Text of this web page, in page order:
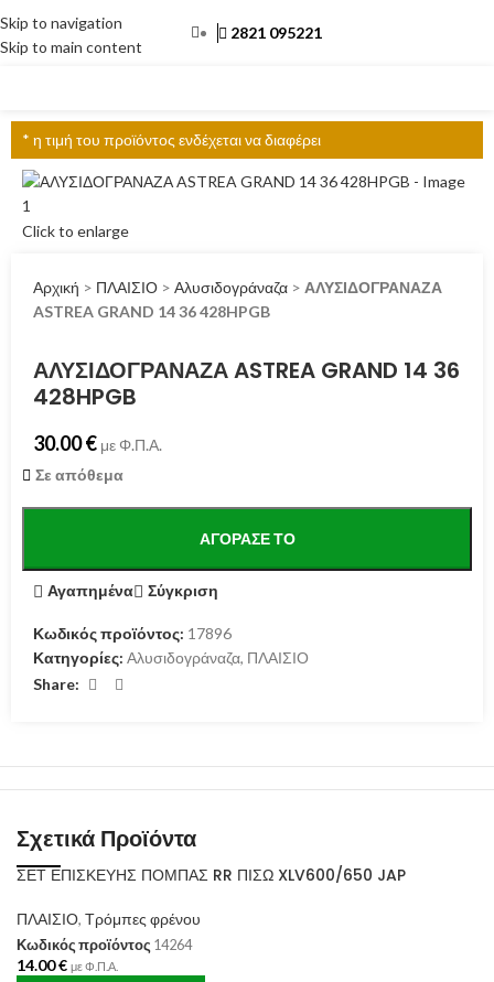
Skip to navigation
Skip to main content
2821 095221
* η τιμή του προϊόντος ενδέχεται να διαφέρει
Click to enlarge
Αρχική > ΠΛΑΙΣΙΟ > Αλυσιδογράναζα > ΑΛΥΣΙΔΟΓΡΑΝΑΖΑ
ASTREA GRAND 14 36 428HPGB
ΑΛΥΣΙΔΟΓΡΑΝΑΖΑ ASTREA GRAND 14 36
428HPGB
30.00€ με Φ.Π.Α.
Σε απόθεμα
ΑΓΌΡΑΣΕ ΤΟ
Αγαπημένα Σύγκριση
Κωδικός προϊόντος: 17896
Κατηγορίες: Αλυσιδογράναζα, ΠΛΑΙΣΙΟ
Share:
Σχετικά Προϊόντα
ΣΕΤ ΕΠΙΣΚΕΥΗΣ ΠΟΜΠΑΣ RR ΠΙΣΩ XLV600/650 JAP
ΠΛΑΙΣΙΟ, Τρόμπες φρένου
Κωδικός προϊόντος 14264
14.00€ με Φ.Π.Α.